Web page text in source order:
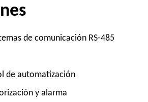
de comunicación RS-485
de automatización
y alarma